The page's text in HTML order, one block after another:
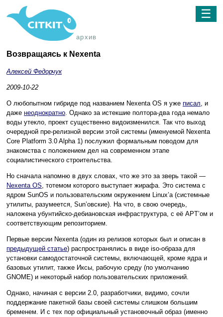
архив
☰
Возвращаясь к Nexenta
Алексей Федорчук
2009-10-22
О любопытном гибриде под названием Nexenta OS я уже писал, и
даже неоднократно. Однако за истекшие полтора-два года немало
воды утекло, проект существенно видоизменился. Так что выход
очередной пре-релизной версии этой системы (именуемой Nexenta
Core Platform 3.0 Alpha 1) послужил формальным поводом для
знакомства с положением дел на современном этапе
социалистического строительства.
Но сначала напомню в двух словах, что же это за зверь такой —
Nexenta OS, тотемом которого выступает жирафа. Это система с
ядром SunOS и пользовательским окружением Linux’а (системные
утилиты, разумеется, Sun’овские). На что, в свою очередь,
наложена убунтийско-дебиановская инфраструктура, с её APT’ом и
соответствующим репозиторием.
Первые версии Nexenta (один из релизов которых был и описан в
предыдущей статье) распространялись в виде iso-образа для
установки самодостаточной системы, включающей, кроме ядра и
базовых утилит, также Иксы, рабочую среду (по умолчанию
GNOME) и некоторый набор пользовательских приложений.
Однако, начиная с версии 2.0, разработчики, видимо, сочли
поддержание пакетной базы своей системы слишком большим
бременем. И с тех пор официальный установочный образ (именно